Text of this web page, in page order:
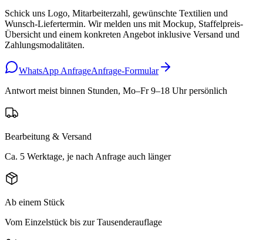
Schick uns Logo, Mitarbeiterzahl, gewünschte Textilien und
Wunsch-Liefertermin. Wir melden uns mit Mockup, Staffelpreis-
Übersicht und einem konkreten Angebot inklusive Versand und
Zahlungsmodalitäten.
WhatsApp AnfrageAnfrage-Formular
Antwort meist binnen Stunden, Mo–Fr 9–18 Uhr persönlich
Bearbeitung & Versand
Ca. 5 Werktage, je nach Anfrage auch länger
Ab einem Stück
Vom Einzelstück bis zur Tausenderauflage